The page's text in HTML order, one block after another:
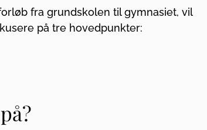
fra grundskolen til gymnasiet, vil
på tre hovedpunkter: